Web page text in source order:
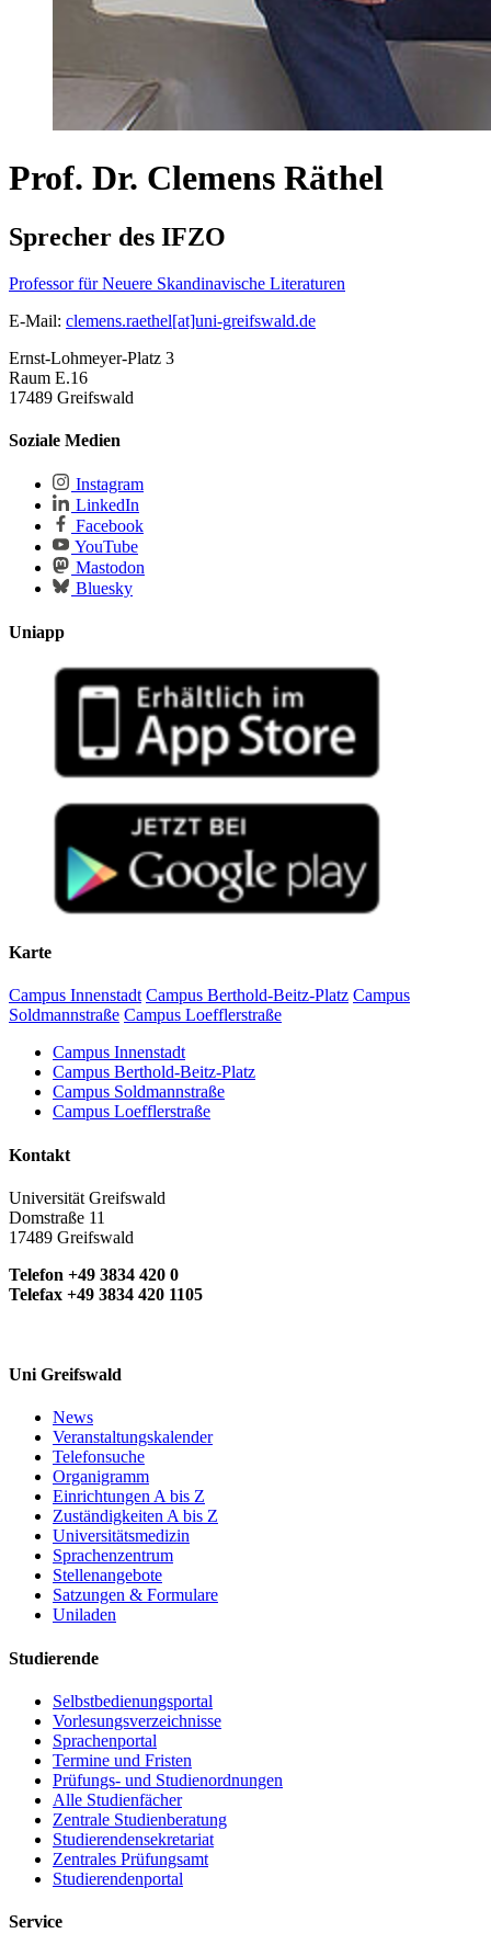
Prof. Dr. Clemens Räthel
Sprecher des IFZO
Professor für Neuere Skandinavische Literaturen
E-Mail: clemens.raethel[at]uni-greifswald.de
Ernst-Lohmeyer-Platz 3
Raum E.16
17489 Greifswald
Soziale Medien
Instagram
LinkedIn
Facebook
YouTube
Mastodon
Bluesky
Uniapp
Karte
Campus Innenstadt Campus Berthold-Beitz-Platz Campus
Soldmannstraße Campus Loefflerstraße
Campus Innenstadt
Campus Berthold-Beitz-Platz
Campus Soldmannstraße
Campus Loefflerstraße
Kontakt
Universität Greifswald
Domstraße 11
17489 Greifswald
Telefon +49 3834 420 0
Telefax +49 3834 420 1105
Uni Greifswald
News
Veranstaltungskalender
Telefonsuche
Organigramm
Einrichtungen A bis Z
Zuständigkeiten A bis Z
Universitätsmedizin
Sprachenzentrum
Stellenangebote
Satzungen & Formulare
Uniladen
Studierende
Selbstbedienungsportal
Vorlesungsverzeichnisse
Sprachenportal
Termine und Fristen
Prüfungs- und Studienordnungen
Alle Studienfächer
Zentrale Studienberatung
Studierendensekretariat
Zentrales Prüfungsamt
Studierendenportal
Service